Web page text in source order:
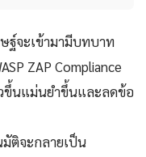
จะเข้ามามีบทบาท
ZAP Compliance
วขึ้นแม่นยำขึ้นและลดข้อ
มัติจะกลายเป็น